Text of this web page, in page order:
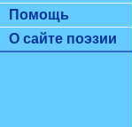
Помощь
О сайте поэзии